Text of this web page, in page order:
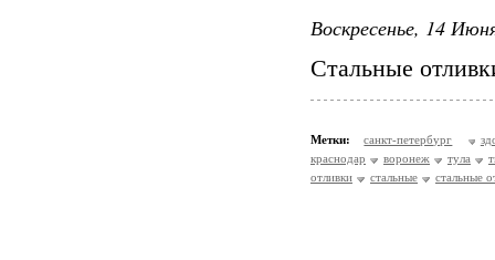
Воскресенье, 14
Стальные
Метки: санкт-петербург
краснодар
воронеж тула
отливки
стальные стальные